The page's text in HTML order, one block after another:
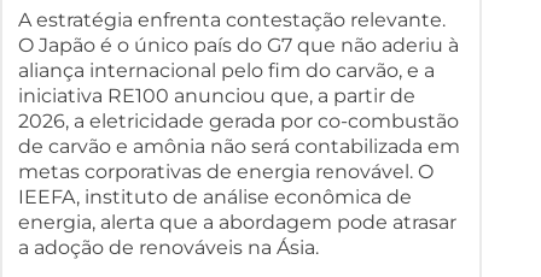
A estratégia enfrenta contestação relevante.
O Japão é o único país do G7 que não aderiu à
aliança internacional pelo fim do carvão, e a
iniciativa RE100 anunciou que, a partir de
2026, a eletricidade gerada por co-combustão
de carvão e amônia não será contabilizada em
metas corporativas de energia renovável. O
IEEFA, instituto de análise econômica de
energia, alerta que a abordagem pode atrasar
a adoção de renováveis na Ásia.